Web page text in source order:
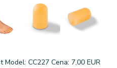
CC227 Cena: 7,00 EUR